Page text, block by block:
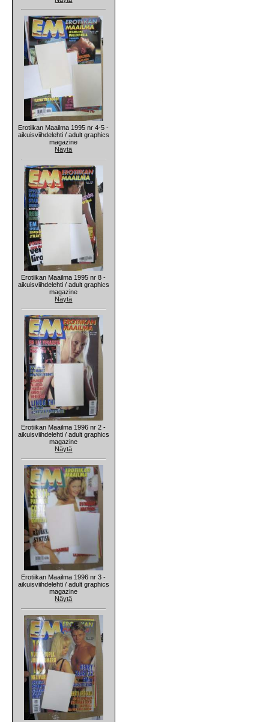
Erotiikan Maailma 1995 nr 4-5 -
aikuisviihdelehti / adult graphics
magazine
Näytä
Erotiikan Maailma 1995 nr 8 -
aikuisviihdelehti / adult graphics
magazine
Näytä
Erotiikan Maailma 1996 nr 2 -
aikuisviihdelehti / adult graphics
magazine
Näytä
Erotiikan Maailma 1996 nr 3 -
aikuisviihdelehti / adult graphics
magazine
Näytä